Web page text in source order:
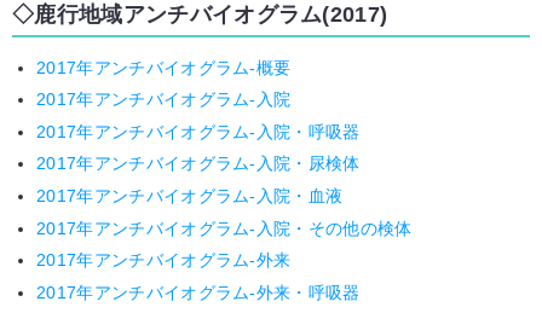
鹿行地域アンチバイオグラム(2017)
2017年アンチバイオグラム-概要
2017年アンチバイオグラム-入院
2017年アンチバイオグラム-入院・呼吸器
2017年アンチバイオグラム-入院・尿検体
2017年アンチバイオグラム-入院・血液
2017年アンチバイオグラム-入院・その他の検体
2017年アンチバイオグラム-外来
2017年アンチバイオグラム-外来・呼吸器